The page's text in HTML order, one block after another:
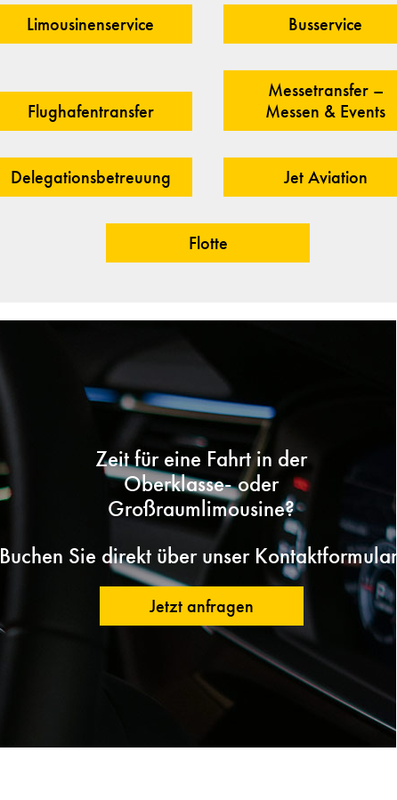
Limousinenservice Busservice
Flughafentransfer
Messetransfer –
Messen & Events
Delegationsbetreuung Jet Aviation
Flotte
Zeit für eine Fahrt in der
Oberklasse- oder
Großraumlimousine?
Buchen Sie direkt über unser Kontaktformular:
Jetzt anfragen